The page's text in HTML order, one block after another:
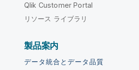
Qlik Customer Portal
リソース ライブラリ
製品案内
データ統合とデータ品質